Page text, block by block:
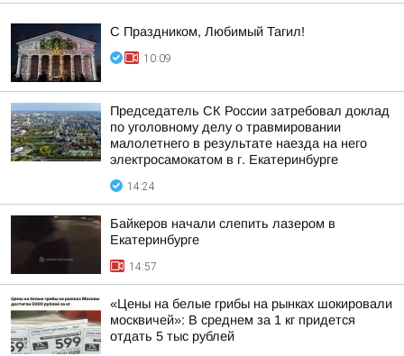
С Праздником, Любимый Тагил!
10:09
Председатель СК России затребовал доклад
по уголовному делу о травмировании
малолетнего в результате наезда на него
электросамокатом в г. Екатеринбурге
14:24
Байкеров начали слепить лазером в
Екатеринбурге
14:57
«Цены на белые грибы на рынках шокировали
москвичей»: В среднем за 1 кг придется
отдать 5 тыс рублей